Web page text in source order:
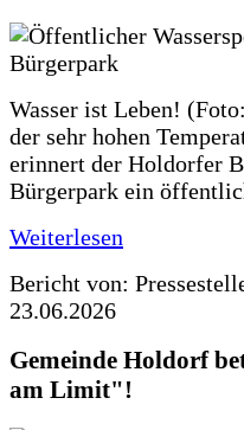
Wasser ist Leben!
der sehr hohen
erinnert der Holdorfer
Bürgerpark ein
Weiterlesen
Bericht von:
23.06.2026
Gemeinde Holdorf
am Limit"!